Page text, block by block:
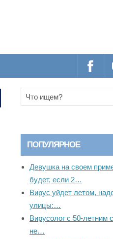
ПОПУЛЯРНОЕ
Девушка на своем
будет, если 2…
Вирус уйдет летом,
улицы:…
Вирусолог с 50-летним
не…